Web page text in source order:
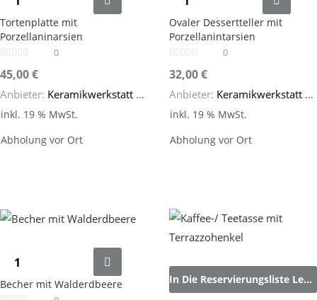
Tortenplatte mit
Porzellaninarsien
0
45,00€
Anbieter: Keramikwerkstatt SteinZeug
inkl. 19 % MwSt.
Abholung vor Ort
Ovaler Dessertteller mit
Porzellanintarsien
0
32,00€
Anbieter: Keramikwerkstatt SteinZeug
inkl. 19 % MwSt.
Abholung vor Ort
Becher mit Walderdbeere In Die Reservierungsliste Legen